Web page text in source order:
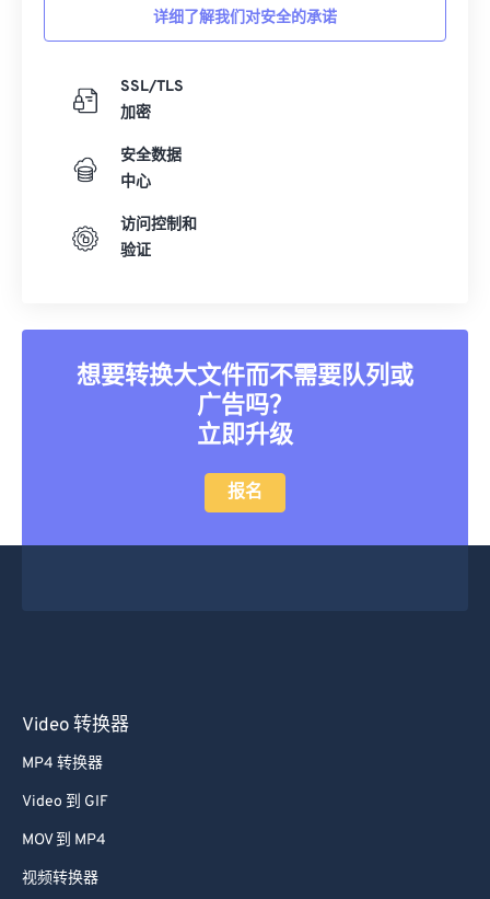
详细了解我们对安全的承诺
SSL/TLS
加密
安全数据
中心
访问控制和
验证
想要转换大文件而不需要队列或
广告吗？
立即升级
报名
Video 转换器
MP4 转换器
Video 到 GIF
MOV 到 MP4
视频转换器